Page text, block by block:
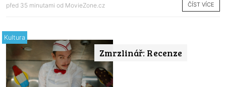
před 35 minutami od MovieZone.cz ČÍST VÍCE
Zmrzlinář: Recenze
Kultura